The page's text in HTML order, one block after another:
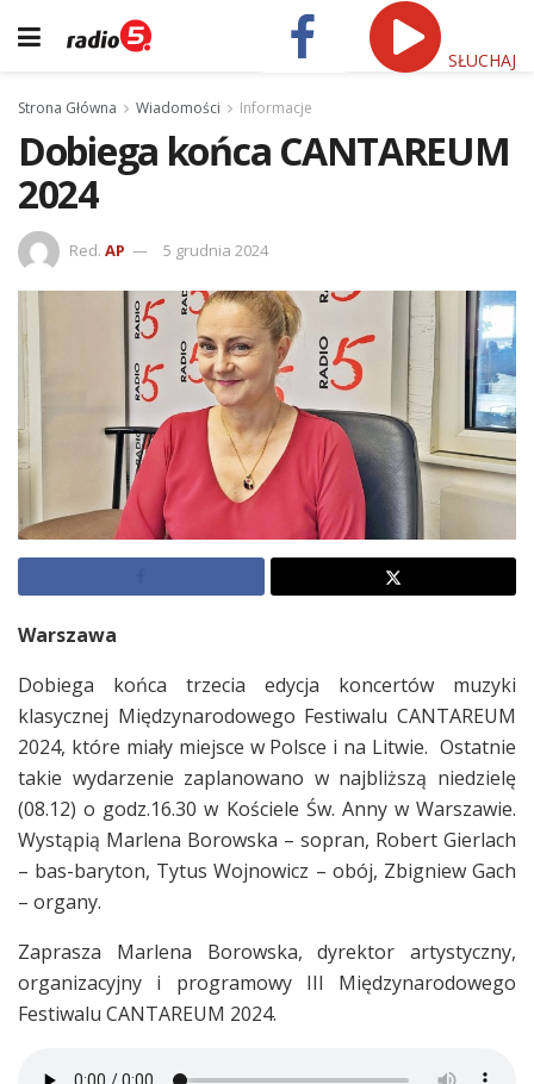
SŁUCHAJ
Strona Główna Wiadomości Informacje
Dobiega końca CANTAREUM
2024
Red. AP 5 grudnia 2024
Warszawa
Dobiega końca trzecia edycja koncertów muzyki
klasycznej Międzynarodowego Festiwalu CANTAREUM
2024, które miały miejsce w Polsce i na Litwie. Ostatnie
takie wydarzenie zaplanowano w najbliższą niedzielę
(08.12) o godz.16.30 w Kościele Św. Anny w Warszawie.
Wystąpią Marlena Borowska – sopran, Robert Gierlach
– bas-baryton, Tytus Wojnowicz – obój, Zbigniew Gach
– organy.
Zaprasza Marlena Borowska, dyrektor artystyczny,
organizacyjny i programowy III Międzynarodowego
Festiwalu CANTAREUM 2024.